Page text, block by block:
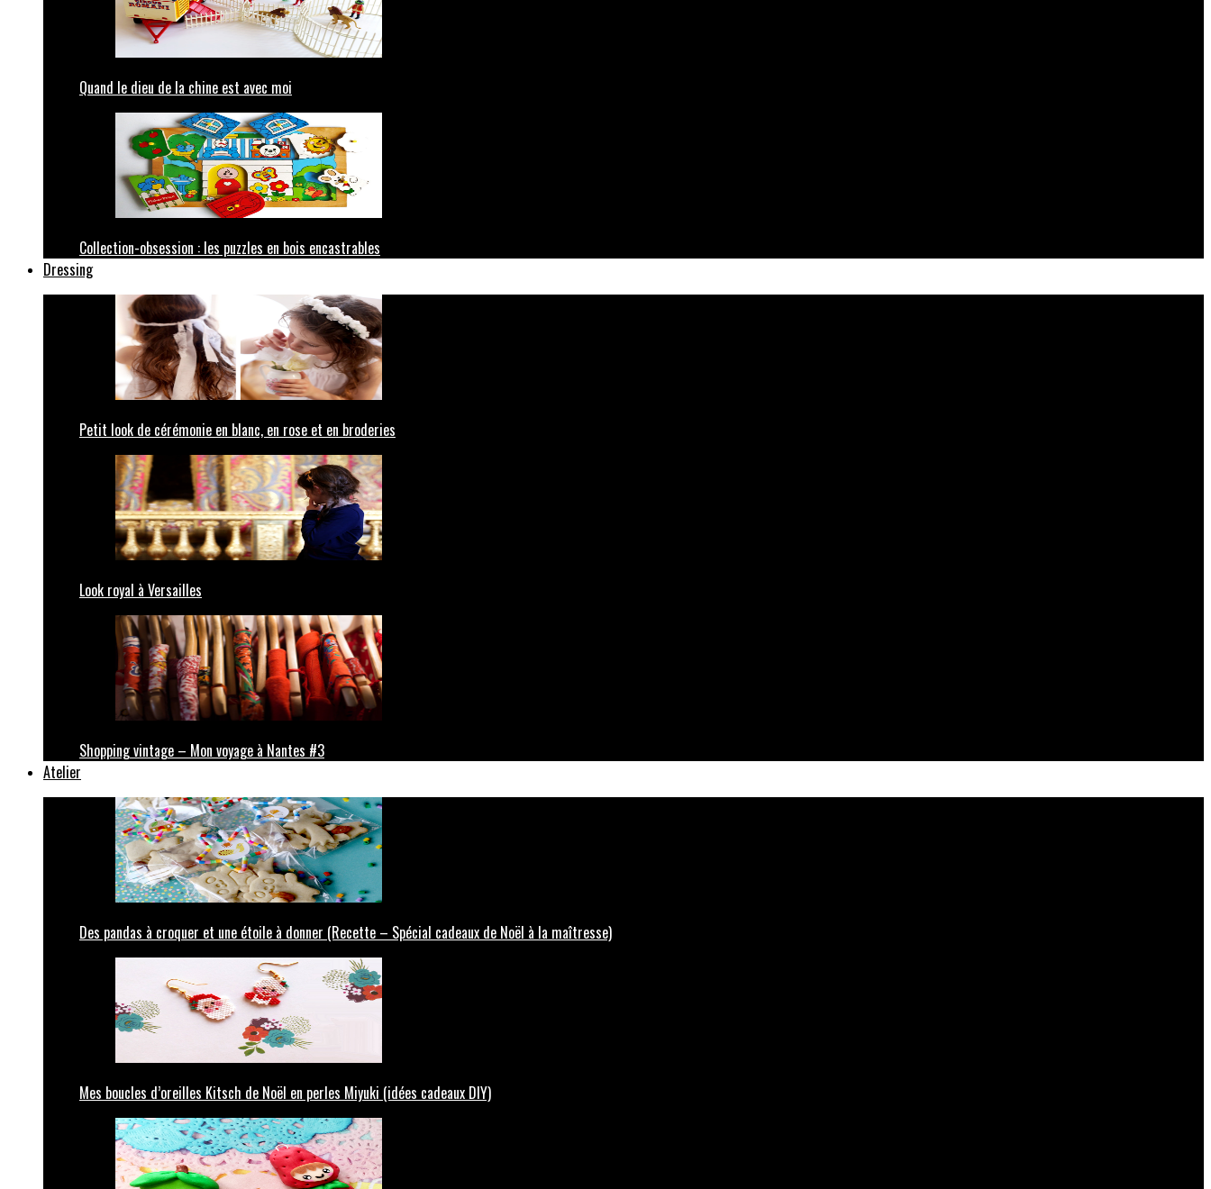
Quand le dieu de la chine est avec moi
Collection-obsession : les puzzles en bois encastrables
Dressing
Petit look de cérémonie en blanc, en rose et en broderies
Look royal à Versailles
Shopping vintage – Mon voyage à Nantes #3
Atelier
Des pandas à croquer et une étoile à donner (Recette – Spécial cadeaux de Noël à la maîtresse)
Mes boucles d’oreilles Kitsch de Noël en perles Miyuki (idées cadeaux DIY)